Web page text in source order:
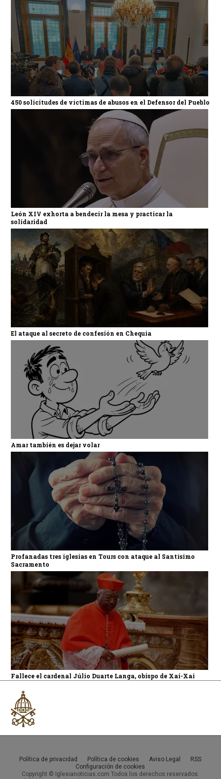
450 solicitudes de víctimas de abusos en el Defensor del Pueblo
León XIV exhorta a bendecir la mesa y practicar la
solidaridad
El ataque al secreto de confesión en Chequia
Amar también es dejar volar
Profanadas tres iglesias en Tours con ataque al Santísimo
Sacramento
Fallece el cardenal Júlio Duarte Langa, obispo de Xai-Xai
Política de privacidad Política de cookies Aviso Legal
RSS
Configuración de cookies
Copyright © Iglesianoticias.com Todos los derechos reservados.